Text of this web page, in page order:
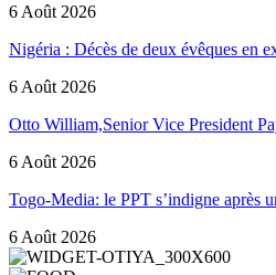
6 Août 2026
Nigéria : Décès de deux évêques en
6 Août 2026
Otto William,Senior Vice President
6 Août 2026
Togo-Media: le PPT s’indigne après
6 Août 2026